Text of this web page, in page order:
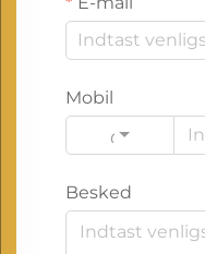
Mobil
Code
Besked